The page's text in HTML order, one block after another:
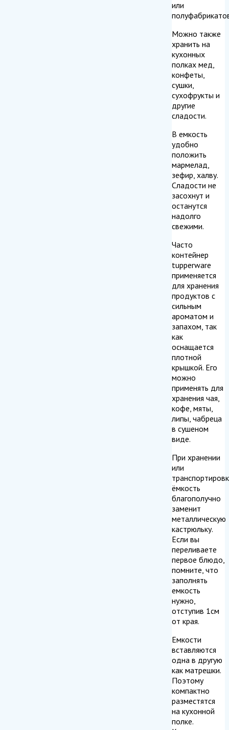
или
Можно также
хранить на
кухонных
полках мед,
конфеты,
сушки,
сухофрукты и
другие
сладости.
В емкость
удобно
положить
мармелад,
зефир, халву.
Сладости не
засохнут и
останутся
надолго
свежими.
Часто
контейнер
tupperware
применяется
для хранения
продуктов с
сильным
ароматом и
запахом, так
как
оснащается
плотной
крышкой. Его
можно
применять для
хранения чая,
кофе, мяты,
липы, чабреца
в сушеном
виде.
При хранении
или
ёмкость
благополучно
заменит
металлическую
кастрюльку.
Если вы
переливаете
первое блюдо,
помните, что
заполнять
емкость
нужно,
отступив 1см
от края.
Емкости
вставляются
одна в другую
как матрешки.
Поэтому
компактно
разместятся
на кухонной
полке.